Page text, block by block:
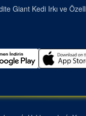
Giant Kedi Irkı ve